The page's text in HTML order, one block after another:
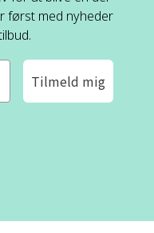
først med nyheder
Tilmeld mig